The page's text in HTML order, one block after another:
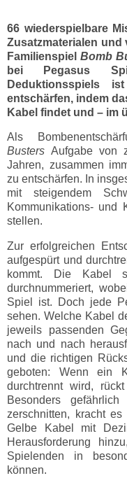
66 wiederspielbare
Zusatzmaterialen und
Familienspiel Bomb
bei Pegasus
Deduktionsspiels
entschärfen, indem
Kabel findet und – im
Als
Busters Aufgabe von
Jahren, zusammen
zu entschärfen. In
mit steigendem
Kommunikations- und
stellen.
Zur erfolgreichen
aufgespürt und
kommt. Die Kabel
durchnummeriert,
Spiel ist. Doch jede
sehen. Welche Kabel
jeweils passenden
nach und nach
und die richtigen
geboten: Wenn ein
durchtrennt wird,
Besonders
zerschnitten, kracht
Gelbe Kabel mit
Herausforderung
Spielenden in
können.